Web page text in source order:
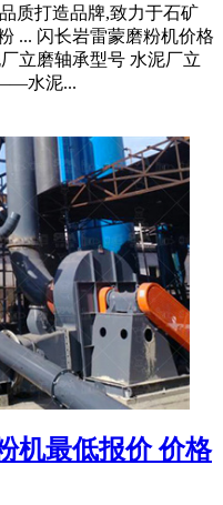
质打造品牌,致力于石矿
... 闪长岩雷蒙磨粉机价格
立磨轴承型号 水泥厂立
水泥...
机最低报价 价格